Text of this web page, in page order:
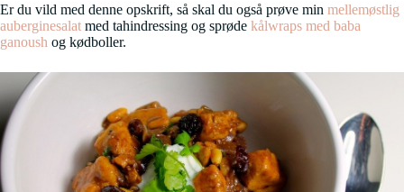
Er du vild med denne opskrift, så skal du også prøve min mellemøstlig
auberginesalat med tahindressing og sprøde kålwraps med baba
ganoush og kødboller.